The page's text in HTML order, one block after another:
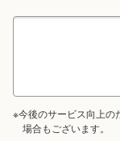
※今後のサービス向上の
場合もございます。